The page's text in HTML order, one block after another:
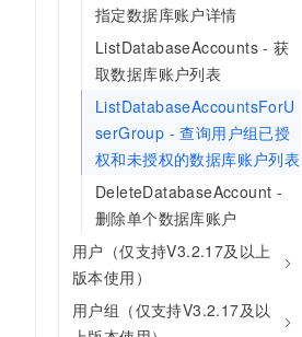
指定数据库账户详情
ListDatabaseAccounts - 获
取数据库账户列表
ListDatabaseAccountsForU
serGroup - 查询用户组已授
权和未授权的数据库账户列表
DeleteDatabaseAccount -
删除单个数据库账户
用户（仅支持V3.2.17及以上
版本使用）
用户组（仅支持V3.2.17及以